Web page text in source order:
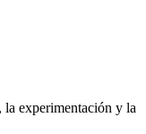
la experimentación y la